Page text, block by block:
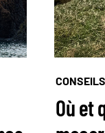
CONSEILS
Où et